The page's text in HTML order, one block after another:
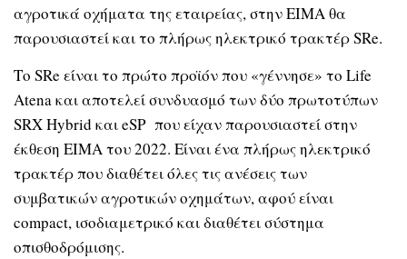
αγροτικά οχήματα της εταιρείας, στην EIMA θα
παρουσιαστεί και το πλήρως ηλεκτρικό τρακτέρ SRe.
Το SRe είναι το πρώτο προϊόν που «γέννησε» το Life
Atena και αποτελεί συνδυασμό των δύο πρωτοτύπων
SRX Hybrid και eSP που είχαν παρουσιαστεί στην
έκθεση EIMA του 2022. Είναι ένα πλήρως ηλεκτρικό
τρακτέρ που διαθέτει όλες τις ανέσεις των
συμβατικών αγροτικών οχημάτων, αφού είναι
compact, ισοδιαμετρικό και διαθέτει σύστημα
οπισθοδρόμισης.